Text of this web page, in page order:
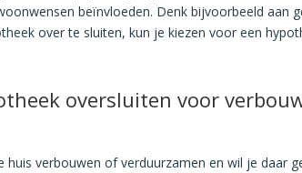
beïnvloeden. Denk bijvoorbeeld aan
over te sluiten, kun je kiezen voor een
oversluiten voor
huis verbouwen of verduurzamen en wil je daar